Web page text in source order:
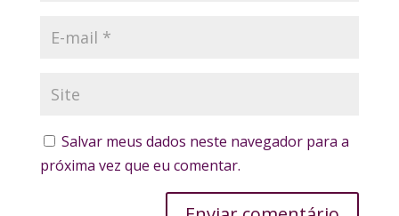
Salvar meus dados neste navegador para a
próxima vez que eu comentar.